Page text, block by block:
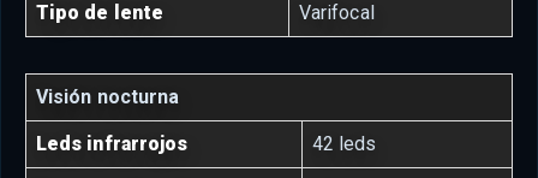
Tipo de lente Varifocal
Visión nocturna
Leds infrarrojos 42 leds